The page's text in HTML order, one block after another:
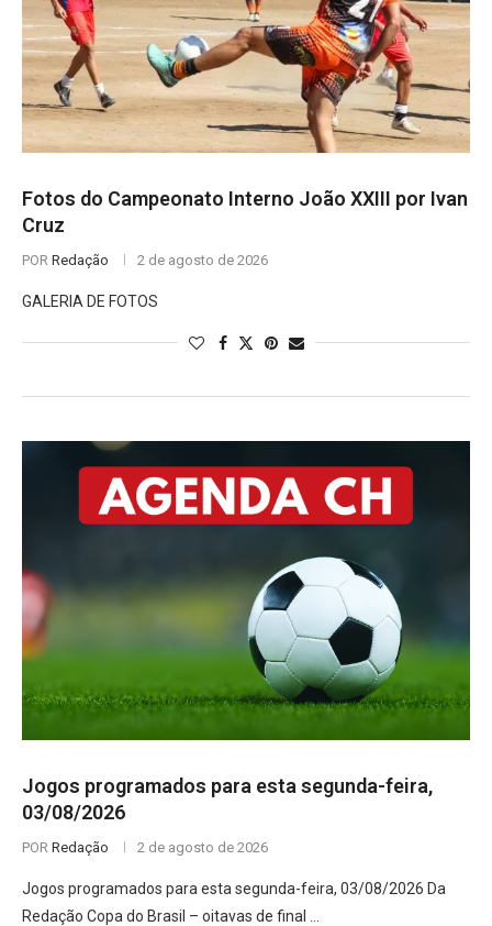
Fotos do Campeonato Interno João XXIII por Ivan
Cruz
POR Redação 2 de agosto de 2026
GALERIA DE FOTOS
Jogos programados para esta segunda-feira,
03/08/2026
POR Redação 2 de agosto de 2026
Jogos programados para esta segunda-feira, 03/08/2026 Da
Redação Copa do Brasil – oitavas de final …